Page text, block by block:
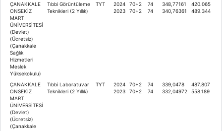
ÇANAKKALE
ONSEKİZ
MART
ÜNİVERSİTESİ
(Devlet)
(Ücretsiz)
(Çanakkale
Sağlık
Hizmetleri
Meslek
Yüksekokulu)
Tıbbi Görüntüleme
Teknikleri (2 Yıllık)
TYT
2024
2023
70+2
70+2
74
74
348,77161
340,76361
420.065
489.344
ÇANAKKALE
ONSEKİZ
MART
ÜNİVERSİTESİ
(Devlet)
(Ücretsiz)
(Çanakkale
Tıbbi Laboratuvar
Teknikleri (2 Yıllık)
TYT
2024
2023
70+2
70+2
74
74
339,0478
332,04972
487.807
558.189